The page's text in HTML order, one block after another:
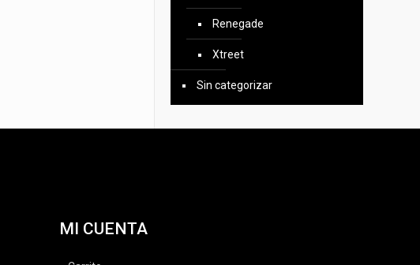
Renegade
Xtreet
Sin categorizar
MI CUENTA